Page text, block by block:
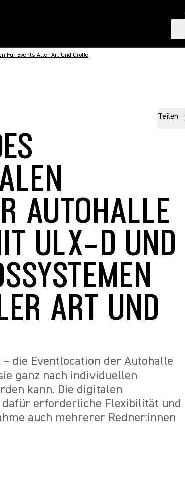
Für Events Aller Art Und Größe
Teilen
AUTOHALLE
ULX-D UND
ART UND
die Eventlocation der Autohalle
ganz nach individuellen
kann. Die digitalen
erforderliche Flexibilität und
auch mehrerer Redner:innen